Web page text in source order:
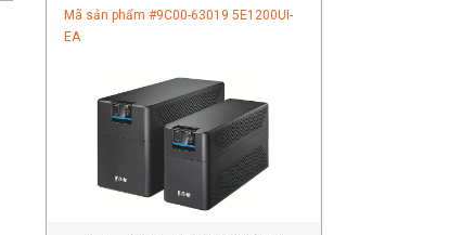
Mã sản phẩm #9C00-63019 5E1200UI-
EA